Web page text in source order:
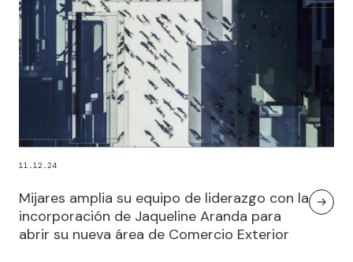
11.12.24
Mijares amplia su equipo de liderazgo con la
incorporación de Jaqueline Aranda para
abrir su nueva área de Comercio Exterior